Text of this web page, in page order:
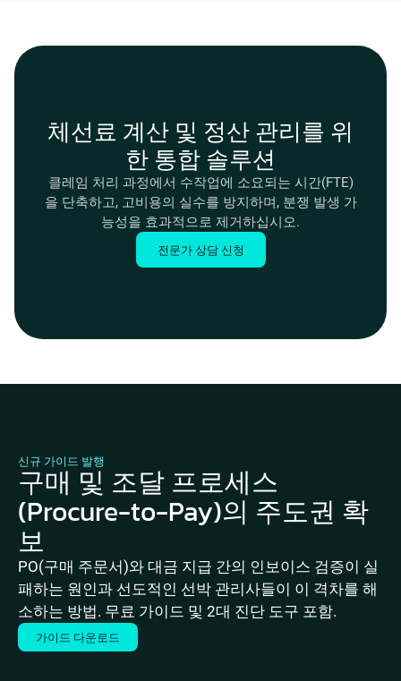
체선료 계산 및 정산 관리를 위
한 통합 솔루션
클레임 처리 과정에서 수작업에 소요되는 시간(FTE)
을 단축하고, 고비용의 실수를 방지하며, 분쟁 발생 가
능성을 효과적으로 제거하십시오.
전문가 상담 신청
신규 가이드 발행
구매 및 조달 프로세스
(Procure-to-Pay)의 주도권 확
보
PO(구매 주문서)와 대금 지급 간의 인보이스 검증이 실
패하는 원인과 선도적인 선박 관리사들이 이 격차를 해
소하는 방법. 무료 가이드 및 2대 진단 도구 포함.
가이드 다운로드